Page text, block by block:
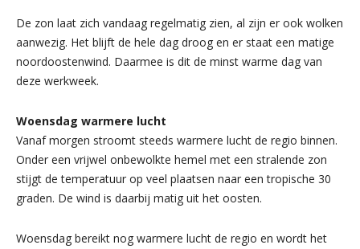
De zon laat zich vandaag regelmatig zien, al zijn er ook wolken
aanwezig. Het blijft de hele dag droog en er staat een matige
noordoostenwind. Daarmee is dit de minst warme dag van
deze werkweek.
Woensdag warmere lucht
Vanaf morgen stroomt steeds warmere lucht de regio binnen.
Onder een vrijwel onbewolkte hemel met een stralende zon
stijgt de temperatuur op veel plaatsen naar een tropische 30
graden. De wind is daarbij matig uit het oosten.
Woensdag bereikt nog warmere lucht de regio en wordt het